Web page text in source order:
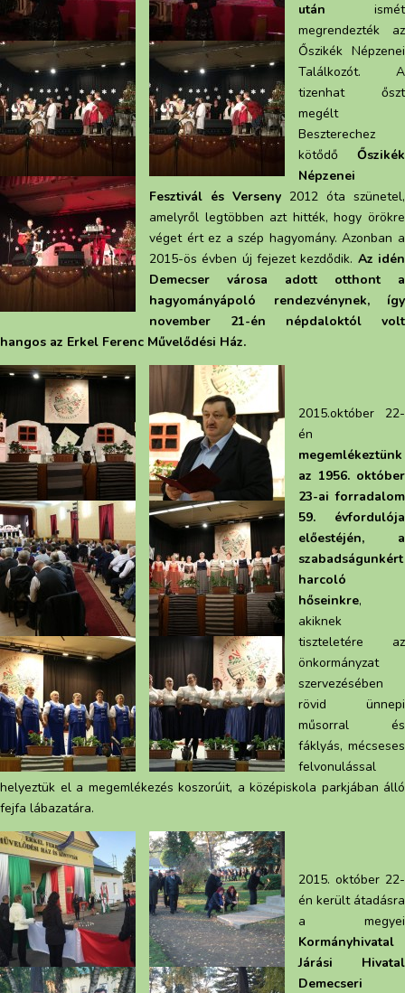
után ismét
megrendezték az
Őszikék Népzenei
Találkozót. A
tizenhat őszt
megélt
Beszterechez
kötődő Őszikék
Népzenei
Fesztivál és Verseny 2012 óta szünetel,
amelyről legtöbben azt hitték, hogy örökre
véget ért ez a szép hagyomány. Azonban a
2015-ös évben új fejezet kezdődik. Az idén
Demecser városa adott otthont a
hagyományápoló rendezvénynek, így
november 21-én népdaloktól volt
hangos az Erkel Ferenc Művelődési Ház.
2015.október 22-
én
megemlékeztünk
az 1956. október
23-ai forradalom
59. évfordulója
előestéjén, a
szabadságunkért
harcoló
hőseinkre,
akiknek
tiszteletére az
önkormányzat
szervezésében
rövid ünnepi
műsorral és
fáklyás, mécseses
felvonulással
helyeztük el a megemlékezés koszorúit, a középiskola parkjában álló
fejfa lábazatára.
2015. október 22-
én került átadásra
a megyei
Kormányhivatal
Járási Hivatal
Demecseri